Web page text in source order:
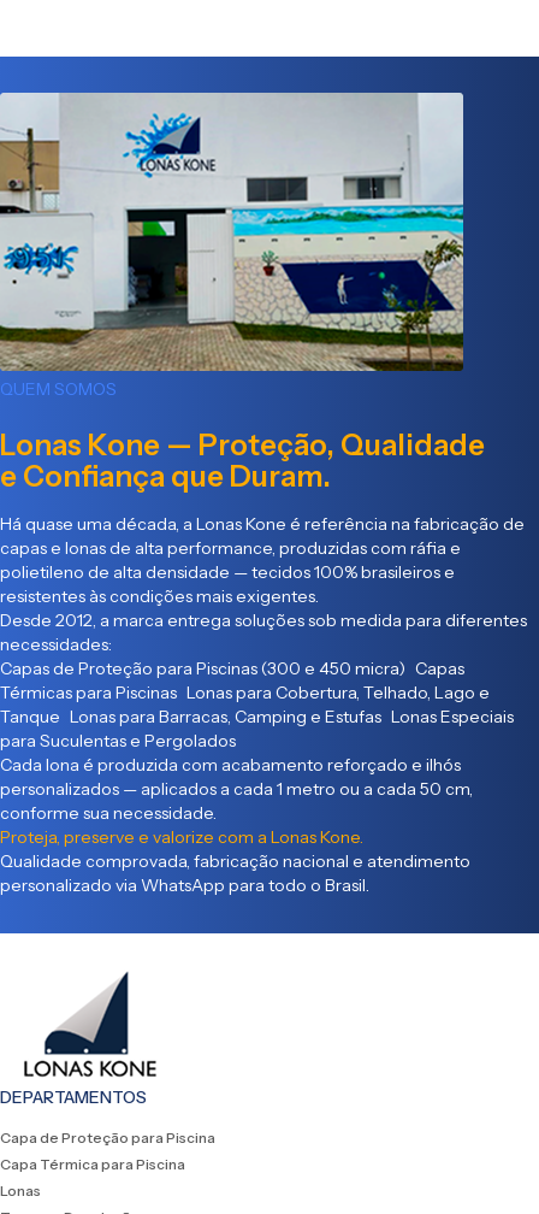
QUEM SOMOS
Lonas Kone — Proteção, Qualidade
e Confiança que Duram.
Há quase uma década, a Lonas Kone é referência na fabricação de
capas e lonas de alta performance, produzidas com ráfia e
polietileno de alta densidade — tecidos 100% brasileiros e
resistentes às condições mais exigentes.
Desde 2012, a marca entrega soluções sob medida para diferentes
necessidades:
Capas de Proteção para Piscinas (300 e 450 micra) Capas
Térmicas para Piscinas Lonas para Cobertura, Telhado, Lago e
Tanque Lonas para Barracas, Camping e Estufas Lonas Especiais
para Suculentas e Pergolados
Cada lona é produzida com acabamento reforçado e ilhós
personalizados — aplicados a cada 1 metro ou a cada 50 cm,
conforme sua necessidade.
Proteja, preserve e valorize com a Lonas Kone.
Qualidade comprovada, fabricação nacional e atendimento
personalizado via WhatsApp para todo o Brasil.
DEPARTAMENTOS
Capa de Proteção para Piscina
Capa Térmica para Piscina
Lonas